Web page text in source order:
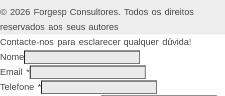
Facebook
Linked
In
© 2026 Forgesp Consultores. Todos os direitos
reservados aos seus autores
Contacte-nos para esclarecer qualquer dúvida!
Nome
Email *
Telefone *